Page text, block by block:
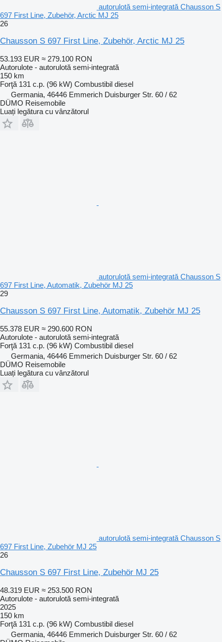
autorulotă semi-integrată Chausson S
697 First Line, Zubehör, Arctic MJ 25
26
Chausson S 697 First Line, Zubehör, Arctic MJ 25
53.193 EUR ≈ 279.100 RON
Autorulote - autorulotă semi-integrată
150 km
Forţă 131 c.p. (96 kW) Combustibil diesel
Germania, 46446 Emmerich Duisburger Str. 60 / 62
DÜMO Reisemobile
Luați legătura cu vânzătorul
autorulotă semi-integrată Chausson S
697 First Line, Automatik, Zubehör MJ 25
29
Chausson S 697 First Line, Automatik, Zubehör MJ 25
55.378 EUR ≈ 290.600 RON
Autorulote - autorulotă semi-integrată
Forţă 131 c.p. (96 kW) Combustibil diesel
Germania, 46446 Emmerich Duisburger Str. 60 / 62
DÜMO Reisemobile
Luați legătura cu vânzătorul
autorulotă semi-integrată Chausson S
697 First Line, Zubehör MJ 25
26
Chausson S 697 First Line, Zubehör MJ 25
48.319 EUR ≈ 253.500 RON
Autorulote - autorulotă semi-integrată
2025
150 km
Forţă 131 c.p. (96 kW) Combustibil diesel
Germania, 46446 Emmerich Duisburger Str. 60 / 62